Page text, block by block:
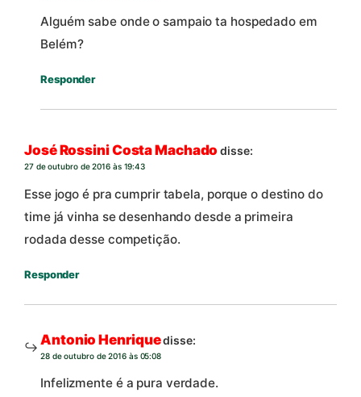
Alguém sabe onde o sampaio ta hospedado em
Belém?
Responder
José Rossini Costa Machado disse:
27 de outubro de 2016 às 19:43
Esse jogo é pra cumprir tabela, porque o destino do
time já vinha se desenhando desde a primeira
rodada desse competição.
Responder
Antonio Henriquedisse:
28 de outubro de 2016 às 05:08
Infelizmente é a pura verdade.